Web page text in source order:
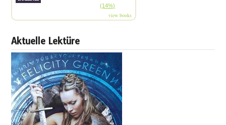
(14%)
view books
Aktuelle Lektüre